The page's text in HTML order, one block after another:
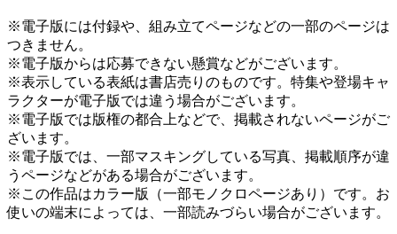
※電子版には付録や、組み立てページなどの一部のページは
つきません。
※電子版からは応募できない懸賞などがございます。
※表示している表紙は書店売りのものです。特集や登場キャ
ラクターが電子版では違う場合がございます。
※電子版では版権の都合上などで、掲載されないページがご
ざいます。
※電子版では、一部マスキングしている写真、掲載順序が違
うページなどがある場合がございます。
※この作品はカラー版（一部モノクロページあり）です。お
使いの端末によっては、一部読みづらい場合がございます。